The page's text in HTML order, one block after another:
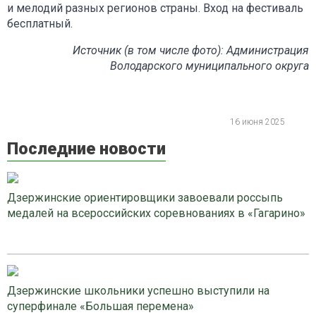
и мелодий разных регионов страны. Вход на фестиваль
бесплатный.
Источник (в том числе фото): Администрация
Володарского муниципального округа
16 июня 2025
Последние новости
Дзержинские ориентировщики завоевали россыпь
медалей на всероссийских соревнованиях в «Гагарино»
Дзержинские школьники успешно выступили на
суперфинале «Большая перемена»